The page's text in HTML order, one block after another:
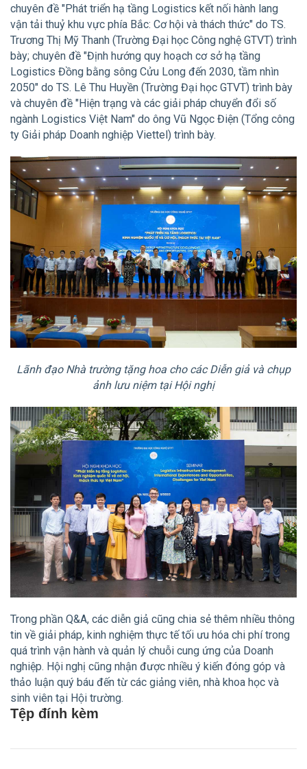
chuyên đề "Phát triển hạ tầng Logistics kết nối hành lang
vận tải thuỷ khu vực phía Bắc: Cơ hội và thách thức" do TS.
Trương Thị Mỹ Thanh (Trường Đại học Công nghệ GTVT) trình
bày; chuyên đề "Định hướng quy hoạch cơ sở hạ tầng
Logistics Đồng bằng sông Cửu Long đến 2030, tầm nhìn
2050" do TS. Lê Thu Huyền (Trường Đại học GTVT) trình bày
và chuyên đề "Hiện trạng và các giải pháp chuyển đổi số
ngành Logistics Việt Nam" do ông Vũ Ngọc Điện (Tổng công
ty Giải pháp Doanh nghiệp Viettel) trình bày.
Lãnh đạo Nhà trường tặng hoa cho các Diễn giả và chụp
ảnh lưu niệm tại Hội nghị
Trong phần Q&A, các diễn giả cũng chia sẻ thêm nhiều thông
tin về giải pháp, kinh nghiệm thực tế tối ưu hóa chi phí trong
quá trình vận hành và quản lý chuỗi cung ứng của Doanh
nghiệp. Hội nghị cũng nhận được nhiều ý kiến đóng góp và
thảo luận quý báu đến từ các giảng viên, nhà khoa học và
sinh viên tại Hội trường.
Tệp đính kèm